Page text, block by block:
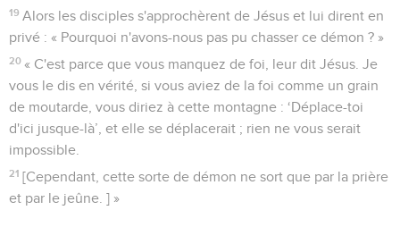
19 Alors les disciples s'approchèrent de Jésus et lui dirent en
privé : « Pourquoi n'avons-nous pas pu chasser ce démon ? »
20 « C'est parce que vous manquez de foi, leur dit Jésus. Je
vous le dis en vérité, si vous aviez de la foi comme un grain
de moutarde, vous diriez à cette montagne : ‘Déplace-toi
d'ici jusque-là’, et elle se déplacerait ; rien ne vous serait
impossible.
21 [Cependant, cette sorte de démon ne sort que par la prière
et par le jeûne. ] »